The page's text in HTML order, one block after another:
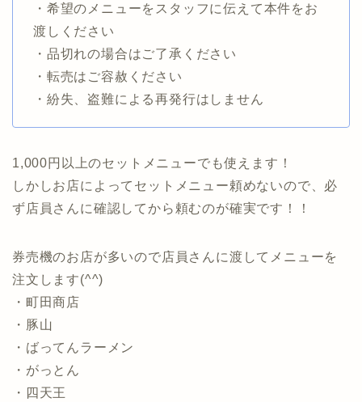
・希望のメニューをスタッフに伝えて本件をお
渡しください
・品切れの場合はご了承ください
・転売はご容赦ください
・紛失、盗難による再発行はしません
1,000円以上のセットメニューでも使えます！
しかしお店によってセットメニュー頼めないので、必
ず店員さんに確認してから頼むのが確実です！！
券売機のお店が多いので店員さんに渡してメニューを
注文します(^^)
・町田商店
・豚山
・ばってんラーメン
・がっとん
・四天王